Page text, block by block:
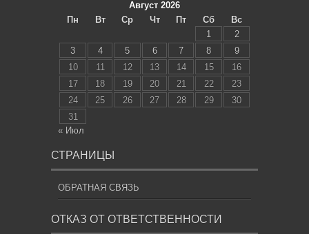
Август 2026
Пн
Вт Ср Чт Пт Сб
Вс
1
2
3
4 5 6 7 8
9
10
11 12 13 14 15
16
17
18 19 20 21 22
23
24
25 26 27 28 29
30
31
« Июл
СТРАНИЦЫ
ОБРАТНАЯ СВЯЗЬ
ОТКАЗ ОТ ОТВЕТСТВЕННОСТИ